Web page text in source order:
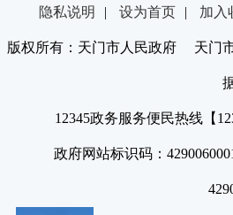
隐私说明 | 设为首页 | 加入
版权所有：天门市人民政府 天门
12345政务服务便民热线【
政府网站标识码：